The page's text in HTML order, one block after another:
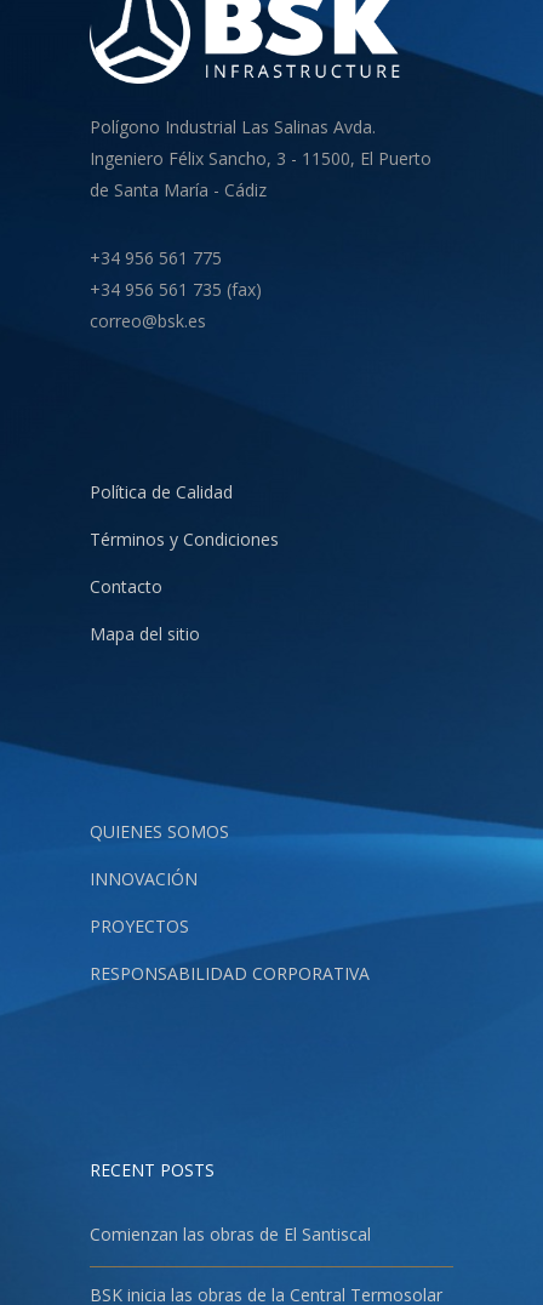
Polígono Industrial Las Salinas Avda.
Ingeniero Félix Sancho, 3 - 11500, El Puerto
de Santa María - Cádiz
+34 956 561 775
+34 956 561 735 (fax)
correo@bsk.es
Política de Calidad
Términos y Condiciones
Contacto
Mapa del sitio
QUIENES SOMOS
INNOVACIÓN
PROYECTOS
RESPONSABILIDAD CORPORATIVA
RECENT POSTS
Comienzan las obras de El Santiscal
BSK inicia las obras de la Central Termosolar